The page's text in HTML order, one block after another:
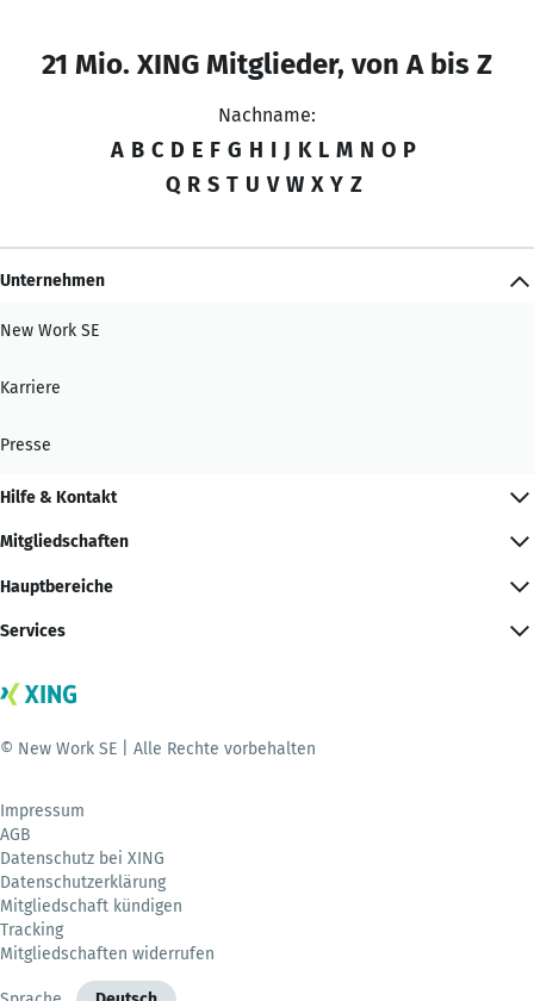
21 Mio. XING Mitglieder, von A bis Z
Nachname:
A B C D E F G H I J K L M N O P
Q R S T U V W X Y Z
Unternehmen
New Work SE
Karriere
Presse
Hilfe & Kontakt
Mitgliedschaften
Hauptbereiche
Services
© New Work SE | Alle Rechte vorbehalten
Impressum
AGB
Datenschutz bei XING
Datenschutzerklärung
Mitgliedschaft kündigen
Tracking
Mitgliedschaften widerrufen